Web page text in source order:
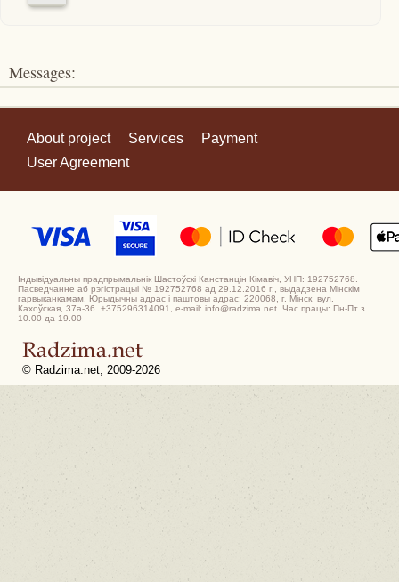
Messages:
About project Services
Payment
User Agreement
Індывідуальны прадпрымальнік Шастоўскі Канстанцін Кімавіч, УНП: 192752768.
Пасведчанне аб рэгістрацыі № 192752768 ад 29.12.2016 г., выдадзена Мінскім
гарвыканкамам. Юрыдычны адрас і паштовы адрас: 220068, г. Мінск, вул.
Кахоўская, 37а-36. +375296314091, e-mail: info@radzima.net. Час працы: Пн-Пт з
10.00 да 19.00
© Radzima.net, 2009-2026